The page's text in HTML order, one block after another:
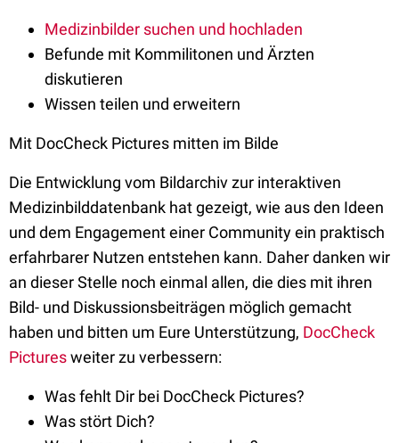
Medizinbilder suchen und hochladen
Befunde mit Kommilitonen und Ärzten
diskutieren
Wissen teilen und erweitern
Mit DocCheck Pictures mitten im Bilde
Die Entwicklung vom Bildarchiv zur interaktiven
Medizinbilddatenbank hat gezeigt, wie aus den Ideen
und dem Engagement einer Community ein praktisch
erfahrbarer Nutzen entstehen kann. Daher danken wir
an dieser Stelle noch einmal allen, die dies mit ihren
Bild- und Diskussionsbeiträgen möglich gemacht
haben und bitten um Eure Unterstützung, DocCheck
Picturesweiter zu verbessern:
Was fehlt Dir bei DocCheck Pictures?
Was stört Dich?